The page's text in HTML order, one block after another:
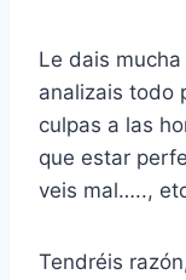
Le dais
analizais todo
culpas a las
que estar
veis mal…..,
Tendréis